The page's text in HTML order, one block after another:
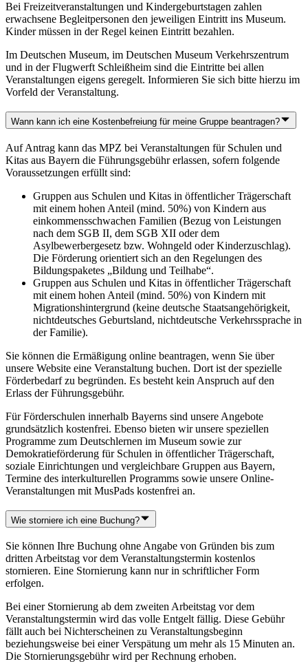
Bei Freizeitveranstaltungen und Kindergeburtstagen zahlen
erwachsene Begleitpersonen den jeweiligen Eintritt ins Museum.
Kinder müssen in der Regel keinen Eintritt bezahlen.
Im Deutschen Museum, im Deutschen Museum Verkehrszentrum
und in der Flugwerft Schleißheim sind die Eintritte bei allen
Veranstaltungen eigens geregelt. Informieren Sie sich bitte hierzu im
Vorfeld der Veranstaltung.
Wann kann ich eine Kostenbefreiung für meine Gruppe beantragen?
Auf Antrag kann das MPZ bei Veranstaltungen für Schulen und
Kitas aus Bayern die Führungsgebühr erlassen, sofern folgende
Voraussetzungen erfüllt sind:
Gruppen aus Schulen und Kitas in öffentlicher Trägerschaft
mit einem hohen Anteil (mind. 50%) von Kindern aus
einkommensschwachen Familien (Bezug von Leistungen
nach dem SGB II, dem SGB XII oder dem
Asylbewerbergesetz bzw. Wohngeld oder Kinderzuschlag).
Die Förderung orientiert sich an den Regelungen des
Bildungspaketes „Bildung und Teilhabe“.
Gruppen aus Schulen und Kitas in öffentlicher Trägerschaft
mit einem hohen Anteil (mind. 50%) von Kindern mit
Migrationshintergrund (keine deutsche Staatsangehörigkeit,
nichtdeutsches Geburtsland, nichtdeutsche Verkehrssprache in
der Familie).
Sie können die Ermäßigung online beantragen, wenn Sie über
unsere Website eine Veranstaltung buchen. Dort ist der spezielle
Förderbedarf zu begründen. Es besteht kein Anspruch auf den
Erlass der Führungsgebühr.
Für Förderschulen innerhalb Bayerns sind unsere Angebote
grundsätzlich kostenfrei. Ebenso bieten wir unsere speziellen
Programme zum Deutschlernen im Museum sowie zur
Demokratieförderung für Schulen in öffentlicher Trägerschaft,
soziale Einrichtungen und vergleichbare Gruppen aus Bayern,
Termine des interkulturellen Programms sowie unsere Online-
Veranstaltungen mit MusPads kostenfrei an.
Wie storniere ich eine Buchung?
Sie können Ihre Buchung ohne Angabe von Gründen bis zum
dritten Arbeitstag vor dem Veranstaltungstermin kostenlos
stornieren. Eine Stornierung kann nur in schriftlicher Form
erfolgen.
Bei einer Stornierung ab dem zweiten Arbeitstag vor dem
Veranstaltungstermin wird das volle Entgelt fällig. Diese Gebühr
fällt auch bei Nichterscheinen zu Veranstaltungsbeginn
beziehungsweise bei einer Verspätung um mehr als 15 Minuten an.
Die Stornierungsgebühr wird per Rechnung erhoben.